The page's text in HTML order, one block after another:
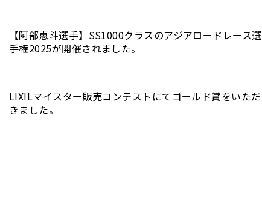
【阿部恵斗選手】SS1000クラスのアジアロードレース選
手権2025が開催されました。
LIXILマイスター販売コンテストにてゴールド賞をいただ
きました。